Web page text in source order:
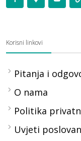
Korisni linkovi
Pitanja i
O nama
Politika
Uvjeti